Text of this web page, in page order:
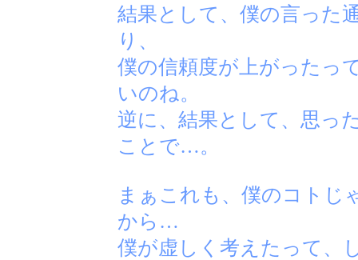
結果として、僕の言った
り、
僕の信頼度が上がったっ
いのね。
逆に、結果として、思っ
ことで…。
まぁこれも、僕のコトじ
から…
僕が虚しく考えたって、